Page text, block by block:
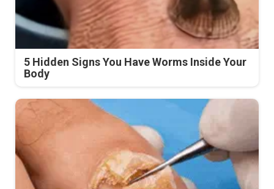
5 Hidden Signs You Have Worms Inside Your
Body